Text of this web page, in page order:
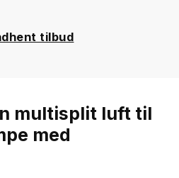
tilbud
multisplit luft til
med